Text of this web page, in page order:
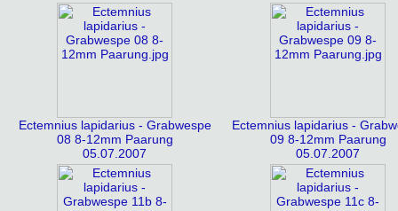
Ectemnius lapidarius - Grabwespe
08 8-12mm Paarung
05.07.2007
Ectemnius lapidarius -
09 8-12mm Paarung
05.07.2007